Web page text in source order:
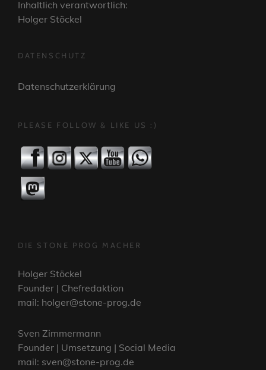
Inhaltlich verantwortlich:
Holger Stöckel
DATENSCHUTZ
Datenschutzerklärung
PLEASE FOLLOW & LIKE US :)
DIE STONE PROG MACHER
Holger Stöckel
Founder | Chefredaktion
mail: holger@stone-prog.de
Sven Zimmermann
Founder | Umsetzung | Social Media
mail: sven@stone-prog.de